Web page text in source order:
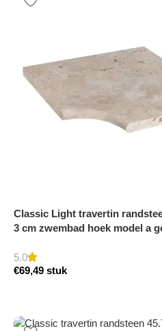
Classic Light travertin
3 cm zwembad hoek model a
5.0
€69,49 stuk